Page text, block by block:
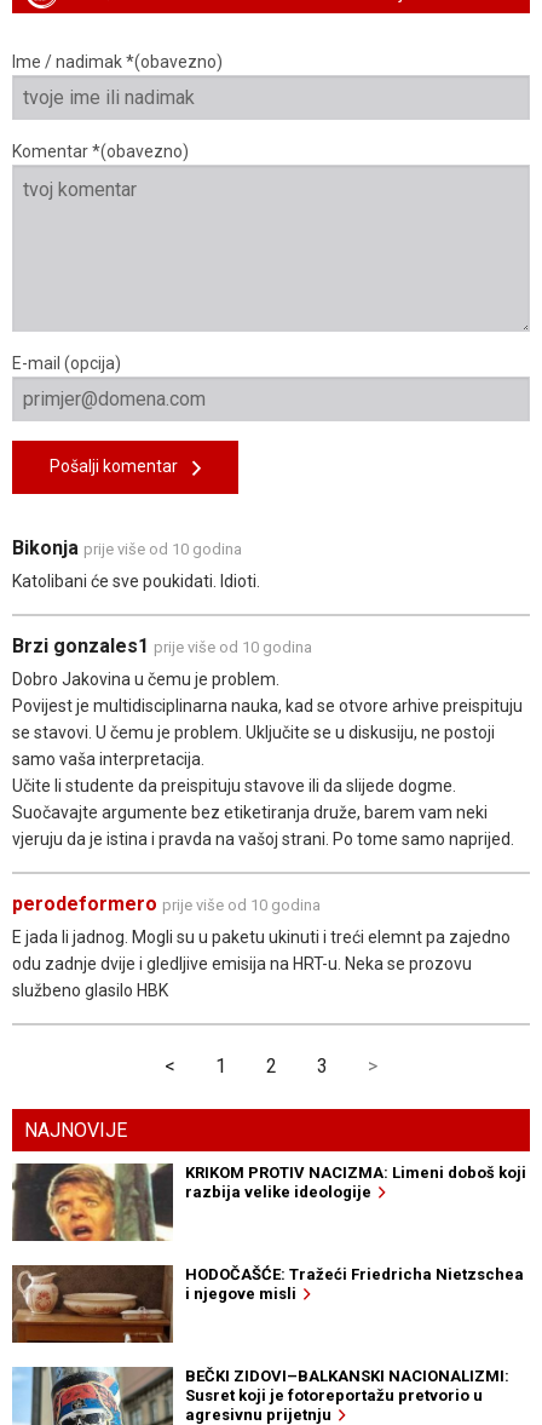
Ime / nadimak *(obavezno)
Komentar *(obavezno)
E-mail (opcija)
Pošalji komentar
Bikonja prije više od 10 godina
Katolibani će sve poukidati. Idioti.
Brzi gonzales1 prije više od 10 godina
Dobro Jakovina u čemu je problem.
Povijest je multidisciplinarna nauka, kad se otvore arhive preispituju
se stavovi. U čemu je problem. Uključite se u diskusiju, ne postoji
samo vaša interpretacija.
Učite li studente da preispituju stavove ili da slijede dogme.
Suočavajte argumente bez etiketiranja druže, barem vam neki
vjeruju da je istina i pravda na vašoj strani. Po tome samo naprijed.
perodeformero prije više od 10 godina
E jada li jadnog. Mogli su u paketu ukinuti i treći elemnt pa zajedno
odu zadnje dvije i gledljive emisija na HRT-u. Neka se prozovu
službeno glasilo HBK
< 1 2 3 >
NAJNOVIJE
KRIKOM PROTIV NACIZMA: Limeni doboš koji
razbija velike ideologije
HODOČAŠĆE: Tražeći Friedricha Nietzschea
i njegove misli
BEČKI ZIDOVI–BALKANSKI NACIONALIZMI:
Susret koji je fotoreportažu pretvorio u
agresivnu prijetnju